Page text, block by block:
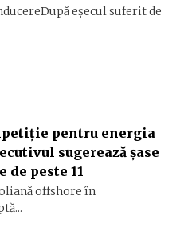
eșecul suferit de
pentru energia
sugerează șase
de peste 11
offshore în